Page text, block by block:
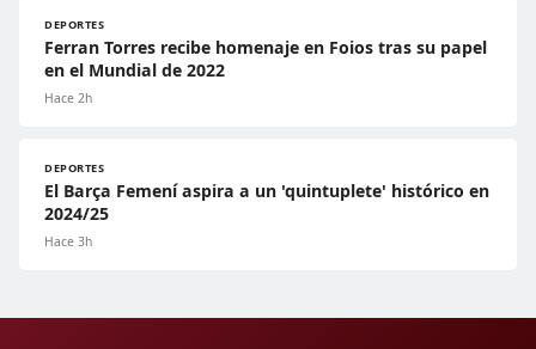
DEPORTES
Ferran Torres recibe homenaje en Foios tras su papel
en el Mundial de 2022
Hace 2h
DEPORTES
El Barça Femení aspira a un 'quintuplete' histórico en
2024/25
Hace 3h